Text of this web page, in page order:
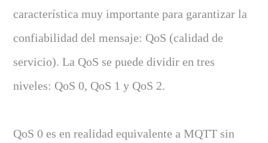
característica muy importante para garantizar la
confiabilidad del mensaje: QoS (calidad de
servicio). La QoS se puede dividir en tres
niveles: QoS 0, QoS 1 y QoS 2.
QoS 0 es en realidad equivalente a MQTT sin